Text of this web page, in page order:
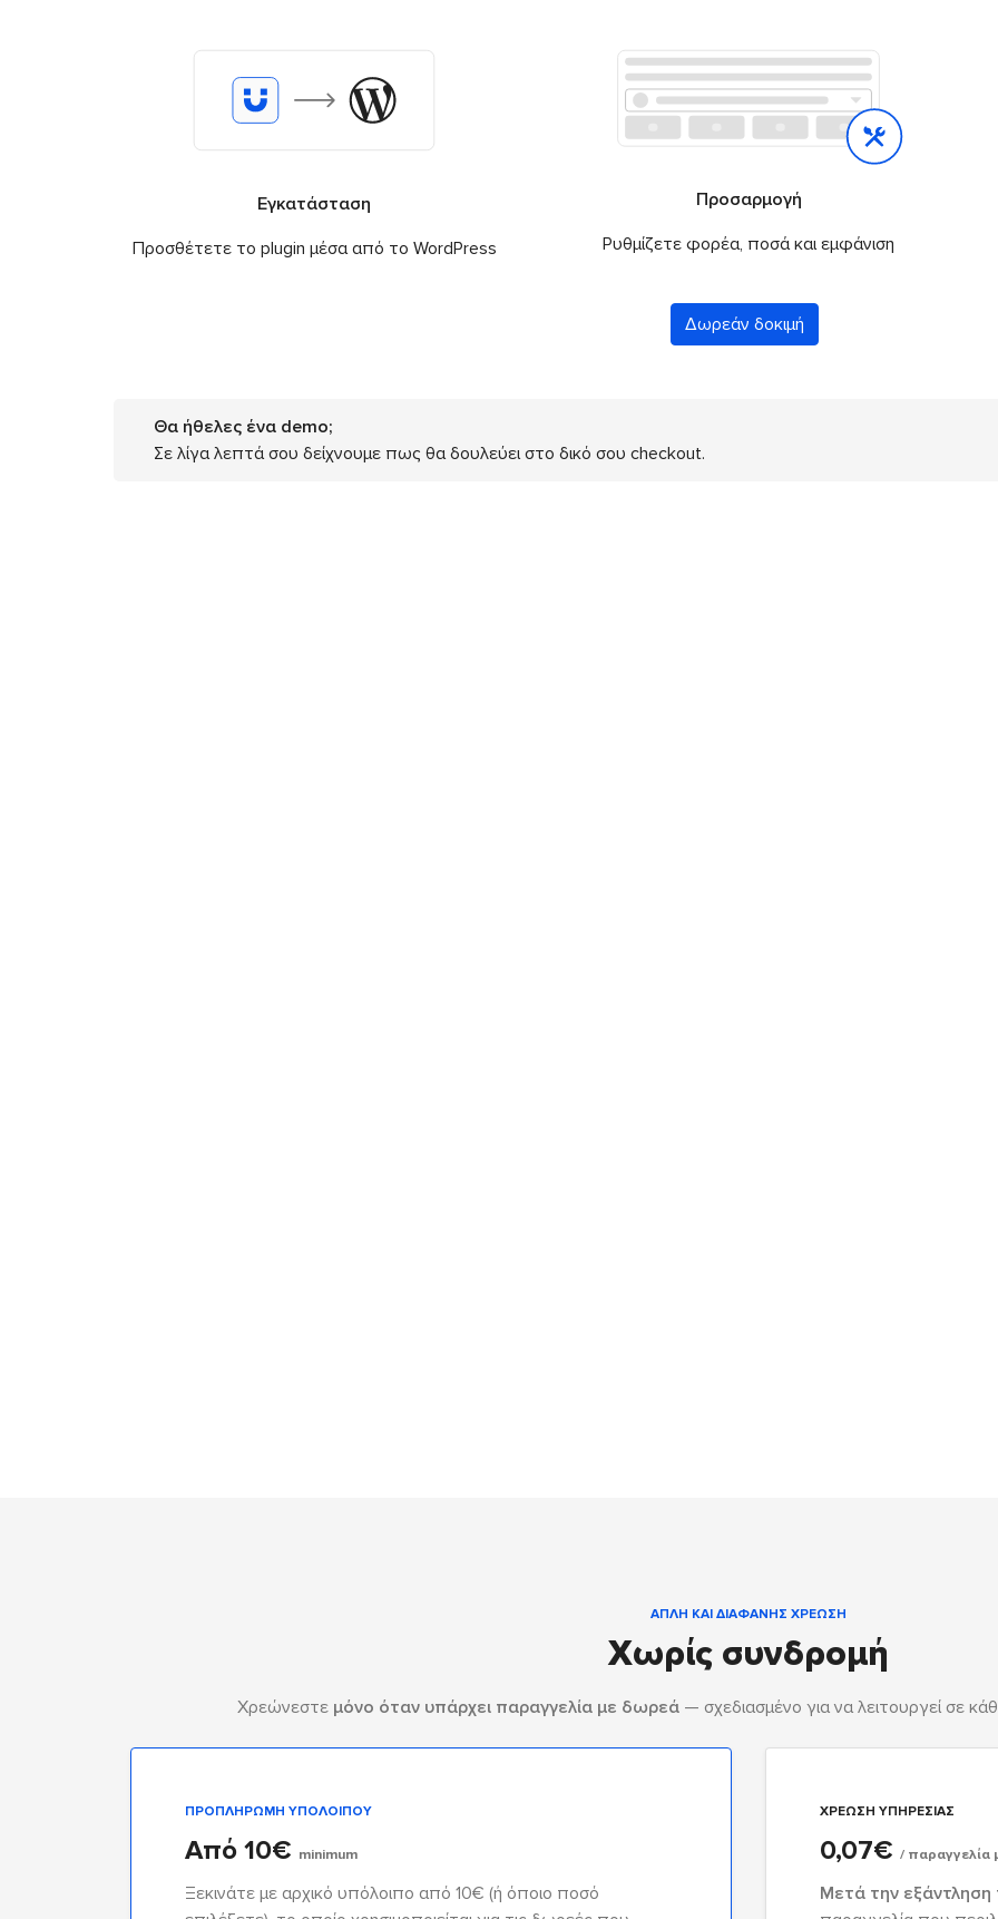
Εγκατάσταση
Προσθέτετε το plugin μέσα από το WordPress
Προσαρμογή
Ρυθμίζετε φορέα, ποσά και εμφάνιση
Δωρεάν δοκιμή
Θα ήθελες ένα demo;
Σε λίγα λεπτά σου δείχνουμε πως θα δουλεύει στο δικό σου checkout.
ΑΠΛΉ ΚΑΙ ΔΙΑΦΑΝΉΣ ΧΡΈΩΣΗ
Χωρίς συνδρομή
Χρεώνεστε μόνο όταν υπάρχει παραγγελία με δωρεά — σχεδιασμένο για να λειτουργεί σε
ΠΡΟΠΛΗΡΩΜΉ ΥΠΟΛΟΊΠΟΥ
Από 10€ minimum
Ξεκινάτε με αρχικό υπόλοιπο από 10€ (ή όποιο ποσό
ΧΡΈΩΣΗ ΥΠΗΡΕΣΊΑΣ
0,07€ / παραγγελία
Μετά την